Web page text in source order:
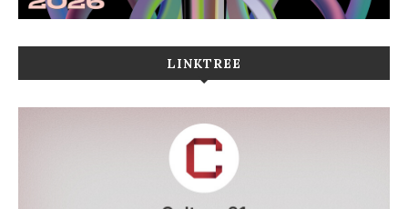
LINKTREE